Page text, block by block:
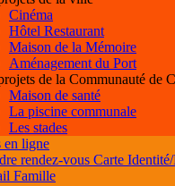
Cinéma
Hôtel Restaurant
Maison de la Mémoire
Aménagement du Port
de la Communauté de
Maison de santé
La piscine communale
Les stades
en ligne
rendez-vous Carte Identité/
Famille